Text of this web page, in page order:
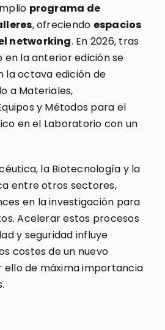
programa de
, ofreciendo espacios
networking. En 2026, tras
en la anterior edición se
octava edición de
a Materiales,
y Métodos para el
en el Laboratorio con un
la Biotecnología y la
entre otros sectores,
en la investigación para
Acelerar estos procesos
y seguridad influye
costes de un nuevo
ello de máxima importancia